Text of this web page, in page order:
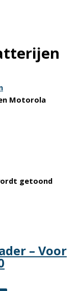
Motorola
getoond
– Voor